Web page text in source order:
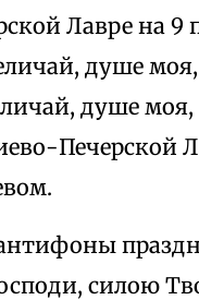
Лавре на
душе
душе моя,
Печерской
силою